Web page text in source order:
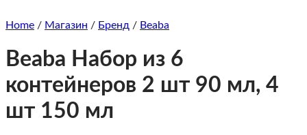
Home / Магазин / Бренд / Beaba
Beaba Набор из 6
контейнеров 2 шт 90 мл, 4
шт 150 мл